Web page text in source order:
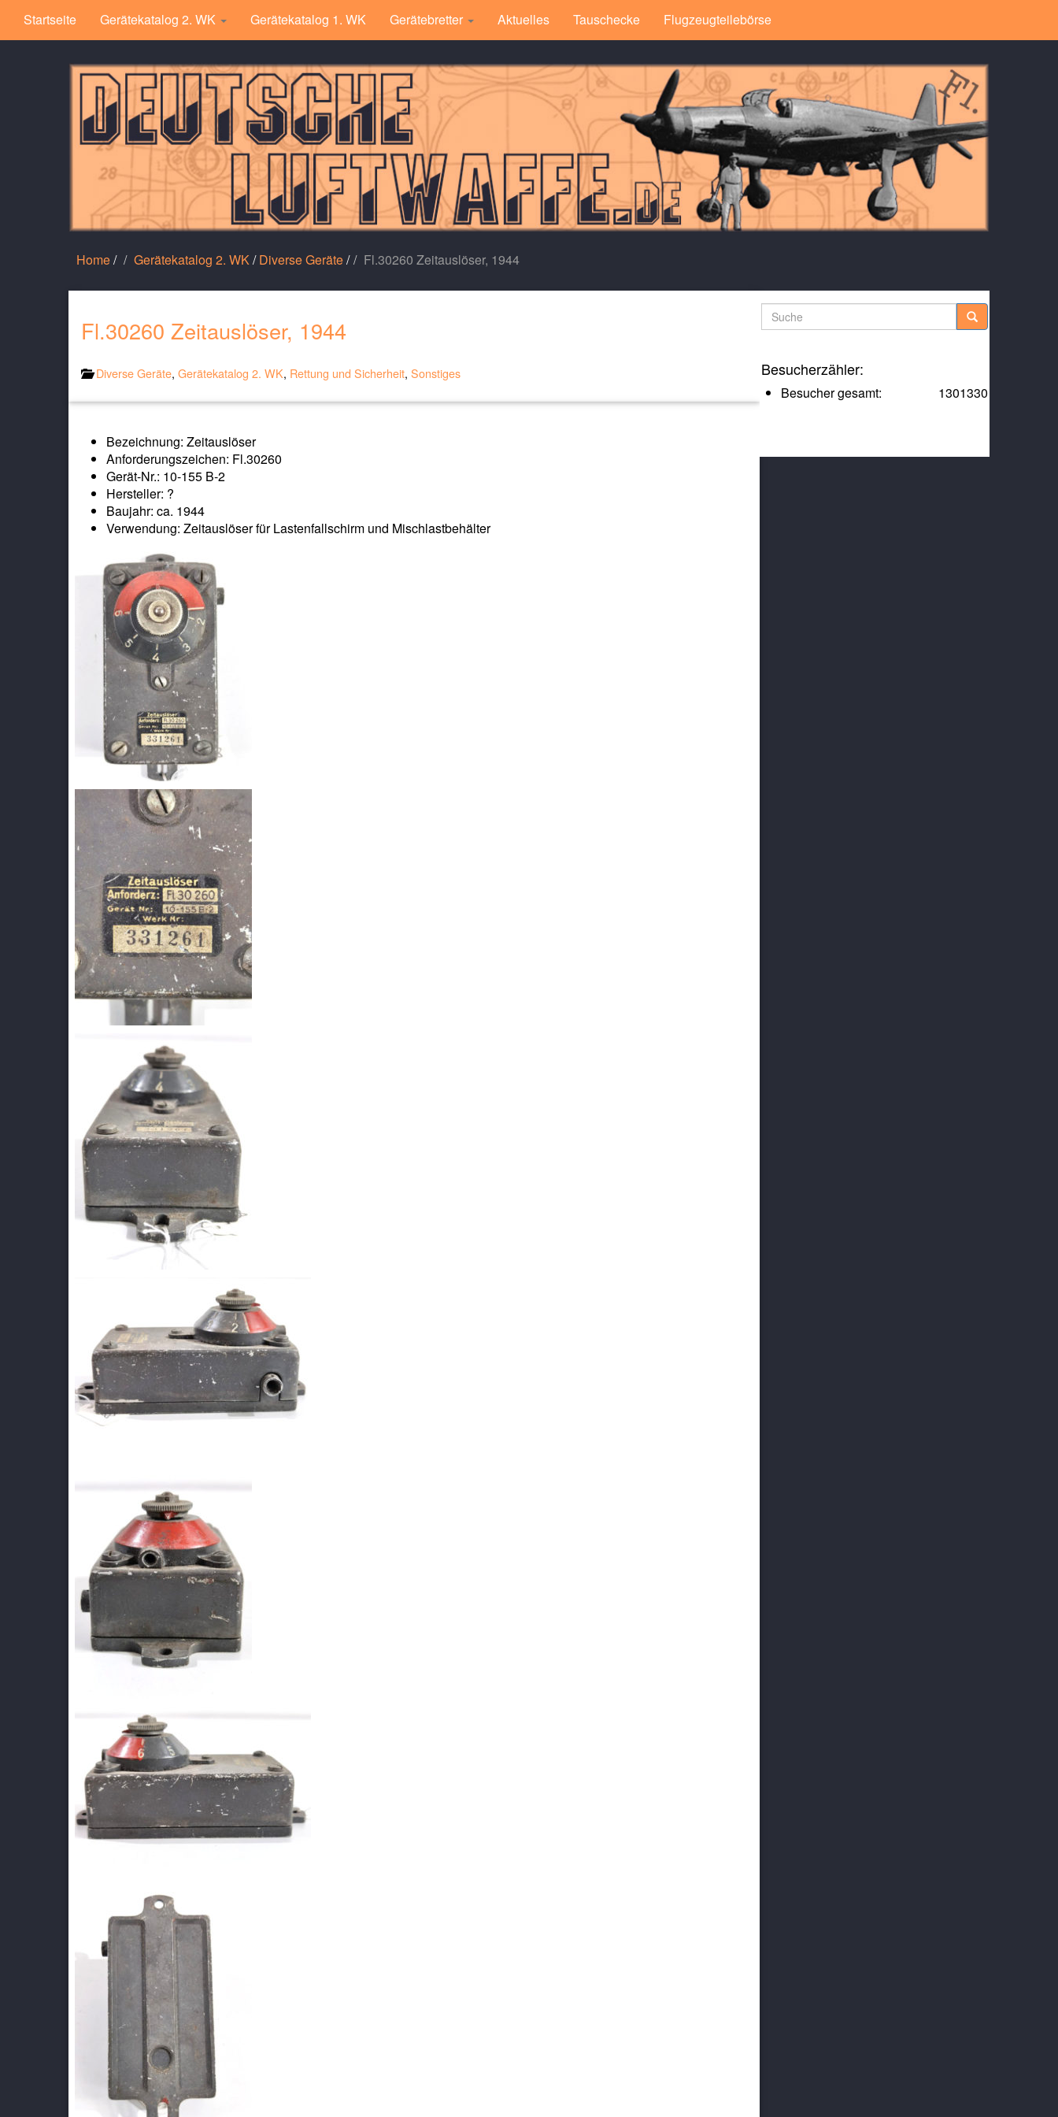
Startseite Gerätekatalog 2. WK Gerätekatalog 1. WK Gerätebretter Aktuelles Tauschecke Flugzeugteilebörse
Home/ Gerätekatalog 2. WK /Diverse Geräte/ Fl.30260 Zeitauslöser, 1944
Fl.30260 Zeitauslöser, 1944
Diverse Geräte, Gerätekatalog 2. WK, Rettung und Sicherheit, Sonstiges
Bezeichnung: Zeitauslöser
Anforderungszeichen: Fl.30260
Gerät-Nr.: 10-155 B-2
Hersteller: ?
Baujahr: ca. 1944
Verwendung: Zeitauslöser für Lastenfallschirm und Mischlastbehälter
Suche
Besucherzähler:
1301330
Besucher gesamt: